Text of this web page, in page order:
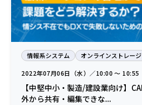
情報系システム オンラインストレージ
2022年07月06日（水）／10:00 〜 10:55
【中堅中小・製造/建設業向け】
外から共有・編集できな...